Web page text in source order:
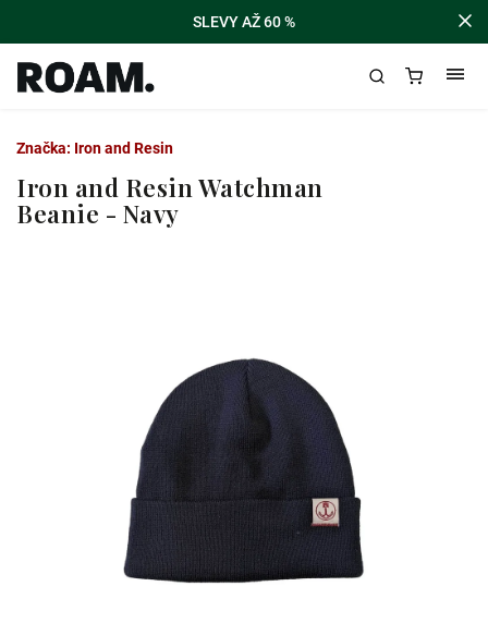
SLEVY AŽ 60 %
Iron and Resin Watchman
Beanie - Navy
Značka: Iron and Resin